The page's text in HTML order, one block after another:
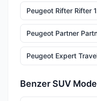
Peugeot Rifter Rifter
Peugeot Partner
Peugeot Expert
Benzer SUV